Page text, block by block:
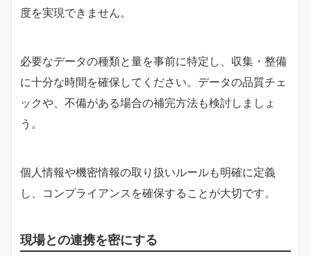
度を実現できません。
必要なデータの種類と量を事前に特定し、収集・整備
に十分な時間を確保してください。データの品質チェ
ックや、不備がある場合の補完方法も検討しましょ
う。
個人情報や機密情報の取り扱いルールも明確に定義
し、コンプライアンスを確保することが大切です。
現場との連携を密にする